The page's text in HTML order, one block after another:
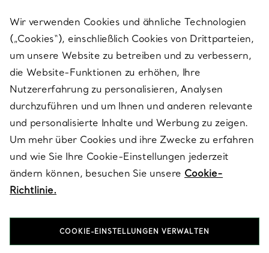
SERVICES
ÜBER TIFFANY & CO.
RECHTLICHE HINWEISE
FOLGEN SIE UNS
Wir verwenden Cookies und ähnliche Technologien
(„Cookies“), einschließlich Cookies von Drittparteien,
um unsere Website zu betreiben und zu verbessern,
die Website-Funktionen zu erhöhen, Ihre
Nutzererfahrung zu personalisieren, Analysen
durchzuführen und um Ihnen und anderen relevante
und personalisierte Inhalte und Werbung zu zeigen.
Um mehr über Cookies und ihre Zwecke zu erfahren
und wie Sie Ihre Cookie-Einstellungen jederzeit
ändern können, besuchen Sie unsere Cookie-
Richtlinie.
COOKIE-EINSTELLUNGEN VERWALTEN